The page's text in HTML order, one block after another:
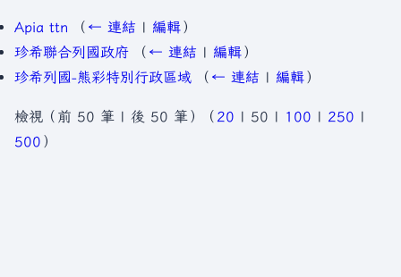
Apia ttn （ ← 連結 | 編輯）
珍希聯合列國政府
（ ← 連結 | 編輯）
珍希列國-熊彩特別行政區域
（ ← 連結 | 編輯）
檢視（ 前 50 筆 | 後 50 筆 ）（ 20 | 50 | 100 | 250 |
500 ）